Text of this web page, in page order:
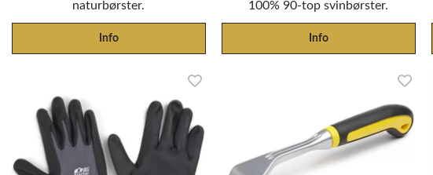
naturbørster.
Info
100% 90-top svinbørster.
Info